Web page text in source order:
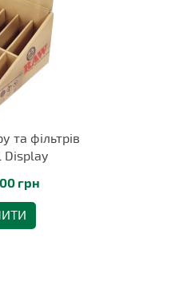
та фільтрів
Display
грн